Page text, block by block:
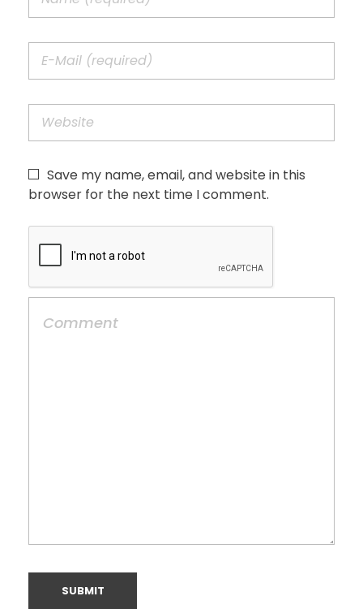
Save my name, email, and website in this
browser for the next time I comment.